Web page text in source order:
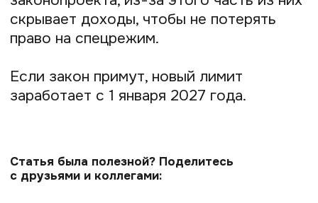
Подпишитесь на нашу
рассылку